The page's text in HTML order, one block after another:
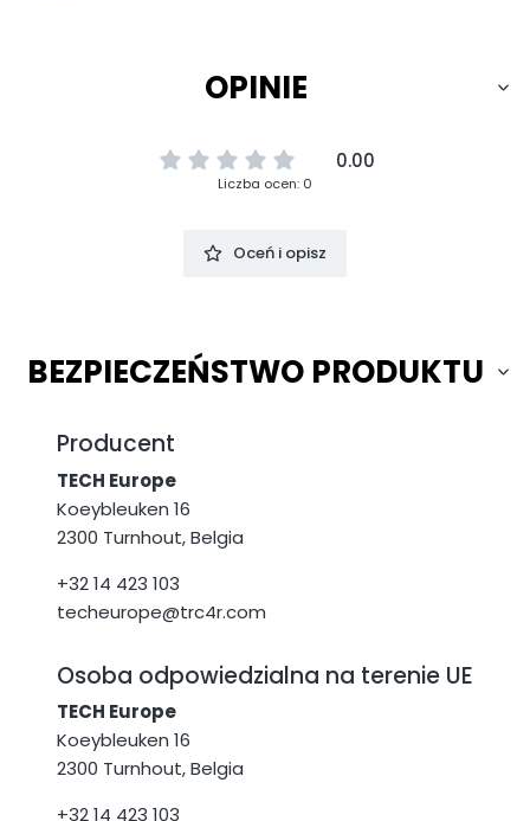
OPINIE
0.00
Liczba ocen: 0
Oceń i opisz
BEZPIECZEŃSTWO PRODUKTU
Producent
TECH Europe
Koeybleuken 16
2300 Turnhout, Belgia
+32 14 423 103
techeurope@trc4r.com
Osoba odpowiedzialna na terenie UE
TECH Europe
Koeybleuken 16
2300 Turnhout, Belgia
+32 14 423 103